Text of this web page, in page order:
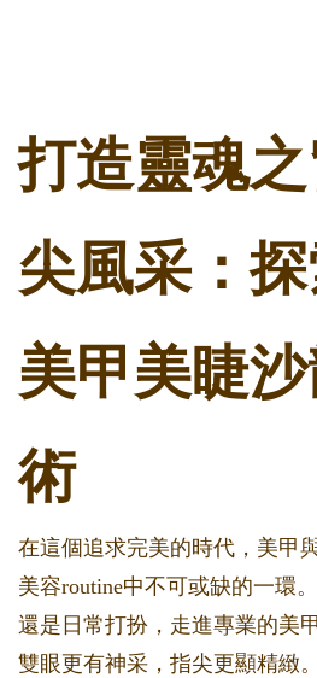
打造靈魂
尖風采：
美甲美睫
術
在這個追求完美的時代，美甲
美容routine中不可或缺的一環
還是日常打扮，走進專業的美
雙眼更有神采，指尖更顯精緻